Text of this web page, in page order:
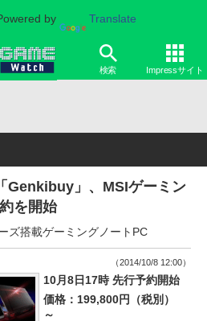
by Translate
検索 Impressサイト
Genkibuy」、MSIゲーミン
を開始
ズ搭載ゲーミングノートPC
（2014/10/8 12:00）
10月8日17時 先行予約開始
価格：199,800円（税別）
～